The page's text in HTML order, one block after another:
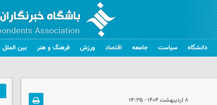
دانشگاه سیاست جامعه اقتصاد ورزش فرهنگ و هنر بین الملل
۸ اردیبهشت ۱۴۰۴ - ۱۴:۳۵